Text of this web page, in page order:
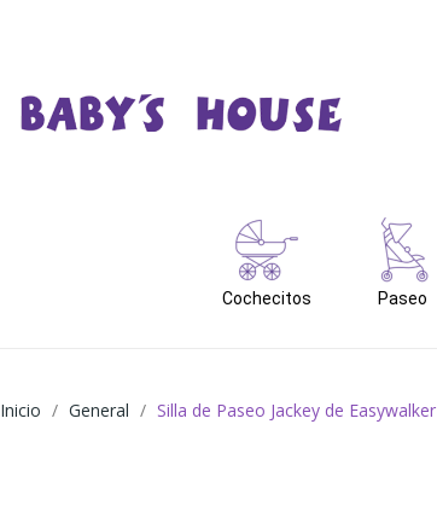
Cochecitos Paseo
Inicio General Silla de Paseo Jackey de Easywalker